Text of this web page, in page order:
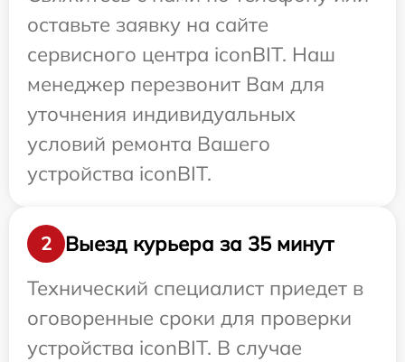
оставьте заявку на сайте
сервисного центра iconBIT. Наш
менеджер перезвонит Вам для
уточнения индивидуальных
условий ремонта Вашего
устройства iconBIT.
2
Выезд курьера за 35 минут
Технический специалист приедет в
оговоренные сроки для проверки
устройства iconBIT. В случае